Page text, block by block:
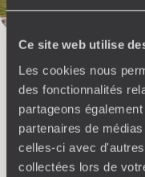
Ce site web utilise
Les cookies nous
des fonctionnalités
partageons
partenaires de
celles-ci avec
collectées lors de
Voyager en
ses